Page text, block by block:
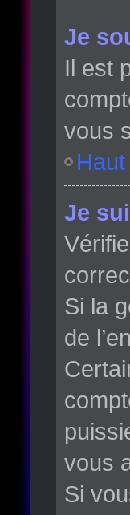
Je
Il est
vous
Haut
Je
Si la
de
vous
Si